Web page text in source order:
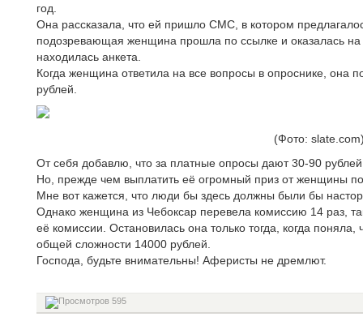
год.
Она рассказала, что ей пришло СМС, в котором
подозревающая женщина прошла по ссылке и оказалась на
находилась анкета.
Когда женщина ответила на все вопросы в опроснике, она
рублей.
(Фото:
От себя добавлю, что за платные опросы дают 30-90
Но, прежде чем выплатить её огромный приз от женщины
Мне вот кажется, что люди бы здесь должны были бы
Однако женщина из Чебоксар перевела комиссию 14 раз,
её комиссии. Остановилась она только тогда, когда
общей сложности 14000 рублей.
Господа, будьте внимательны! Аферисты не дремлют.
595